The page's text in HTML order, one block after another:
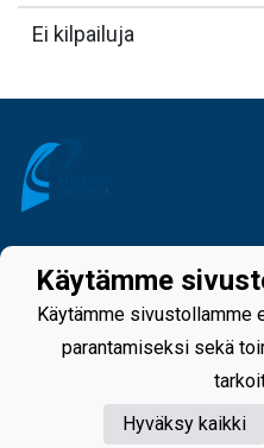
Ei kilpailuja
Powered by
Käytämme
Käytämme sivustollamme
parantamiseksi sekä
Hyväksy kaikki